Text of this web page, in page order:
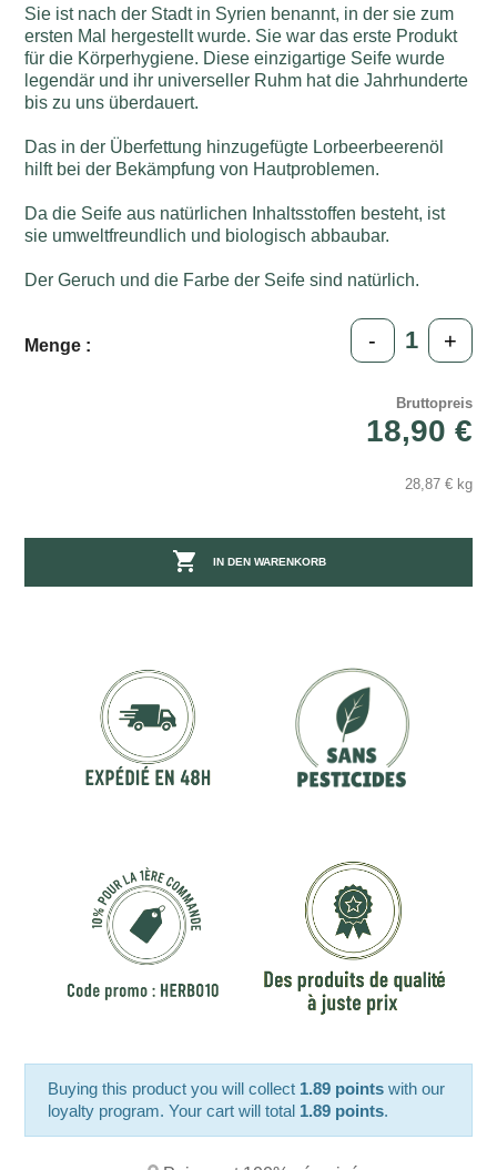
Sie ist nach der Stadt in Syrien benannt, in der sie zum
ersten Mal hergestellt wurde. Sie war das erste Produkt
für die Körperhygiene. Diese einzigartige Seife wurde
legendär und ihr universeller Ruhm hat die Jahrhunderte
bis zu uns überdauert.
Das in der Überfettung hinzugefügte Lorbeerbeerenöl
hilft bei der Bekämpfung von Hautproblemen.
Da die Seife aus natürlichen Inhaltsstoffen besteht, ist
sie umweltfreundlich und biologisch abbaubar.
Der Geruch und die Farbe der Seife sind natürlich.
Menge : - +
Bruttopreis
18,90 €
28,87 € kg
 IN DEN WARENKORB
Buying this product you will collect 1.89 points with our
loyalty program. Your cart will total 1.89 points.